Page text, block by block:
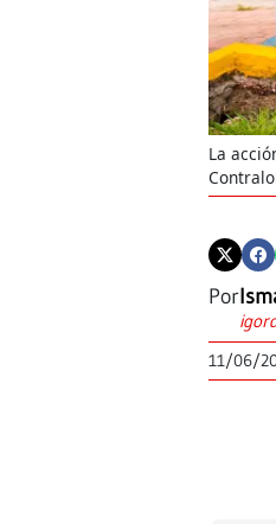
La
Por
11/06/